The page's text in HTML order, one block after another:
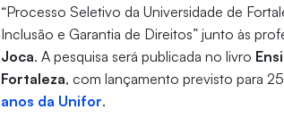
“Processo Seletivo da Universidade de
Inclusão e Garantia de Direitos” junto às
Joca. A pesquisa será publicada no livro
Fortaleza, com lançamento previsto para
anos da Unifor.